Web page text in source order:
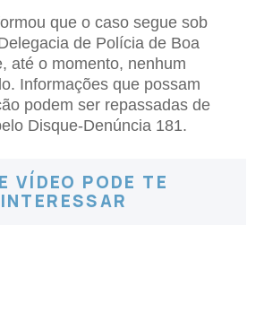
que o caso segue sob
de Polícia de Boa
até o momento, nenhum
Informações que possam
podem ser repassadas de
Disque-Denúncia 181.
VÍDEO PODE TE
INTERESSAR